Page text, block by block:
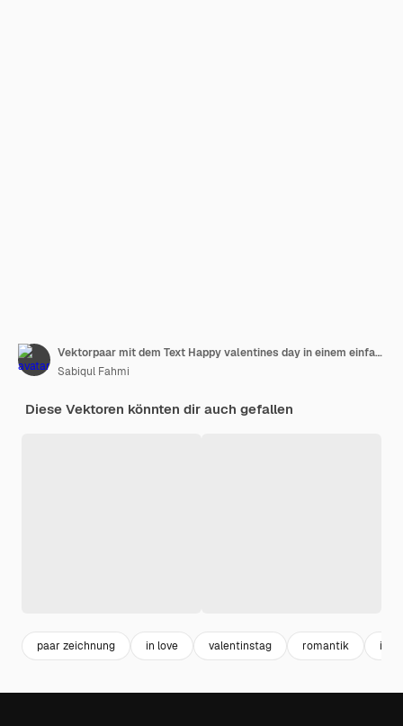
Vektorpaar mit dem Text Happy valentines day in einem einfachen und minimalistischen flachen Designstil
Sabiqul Fahmi
Diese Vektoren könnten dir auch gefallen
paar zeichnung in love valentinstag romantik